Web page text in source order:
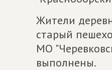
Жители
старый
МО
выполнены.